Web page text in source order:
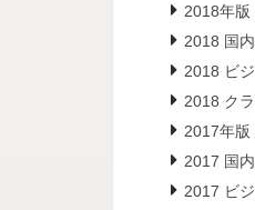
2018年版
2018 国
2018 ビ
2018 ク
2017年版
2017 国
2017 ビ